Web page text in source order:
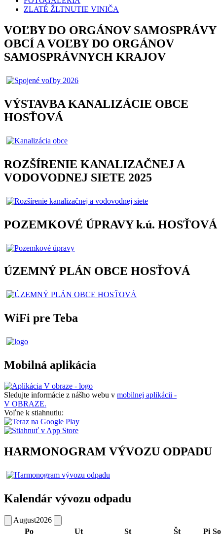
ZLATÉ ŽLTNUTIE VINIČA
VOĽBY DO ORGÁNOV SAMOSPRÁVY
OBCÍ A VOĽBY DO ORGÁNOV
SAMOSPRÁVNYCH KRAJOV
VÝSTAVBA KANALIZÁCIE OBCE
HOSŤOVÁ
ROZŠÍRENIE KANALIZAČNEJ A
VODOVODNEJ SIETE 2025
POZEMKOVÉ ÚPRAVY k.ú. HOSŤOVÁ
ÚZEMNÝ PLÁN OBCE HOSŤOVÁ
WiFi pre Teba
Mobilná aplikácia
Sledujte informácie z nášho webu v mobilnej aplikácii -
V OBRAZE.
Voľne k stiahnutiu:
HARMONOGRAM VÝVOZU ODPADU
Kalendár vývozu odpadu
August2026
Po
Ut St Št Pi So